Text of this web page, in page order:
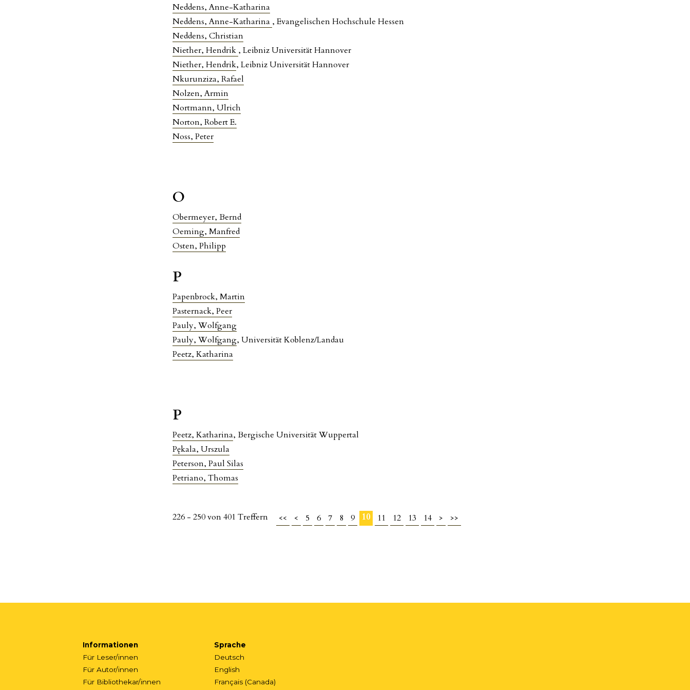
Neddens, Anne-Katharina
Neddens, Anne-Katharina , Evangelischen Hochschule Hessen
Neddens, Christian
Niether, Hendrik , Leibniz Universität Hannover
Niether, Hendrik, Leibniz Universität Hannover
Nkurunziza, Rafael
Nolzen, Armin
Nortmann, Ulrich
Norton, Robert E.
Noss, Peter
O
Obermeyer, Bernd
Oeming, Manfred
Osten, Philipp
P
Papenbrock, Martin
Pasternack, Peer
Pauly, Wolfgang
Pauly, Wolfgang, Universität Koblenz/Landau
Peetz, Katharina
P
Peetz, Katharina, Bergische Universität Wuppertal
Pękala, Urszula
Peterson, Paul Silas
Petriano, Thomas
226 - 250 von 401 Treffern << < 5 6 7 8 9 10 11 12 13 14 > >>
Informationen
Für Leser/innen
Für Autor/innen
Für Bibliothekar/innen
Sprache
Deutsch
English
Français (Canada)